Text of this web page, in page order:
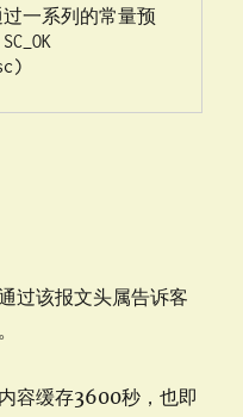
一系列的常量预
SC_OK
过该报文头属告诉客
容缓存3600秒，也即